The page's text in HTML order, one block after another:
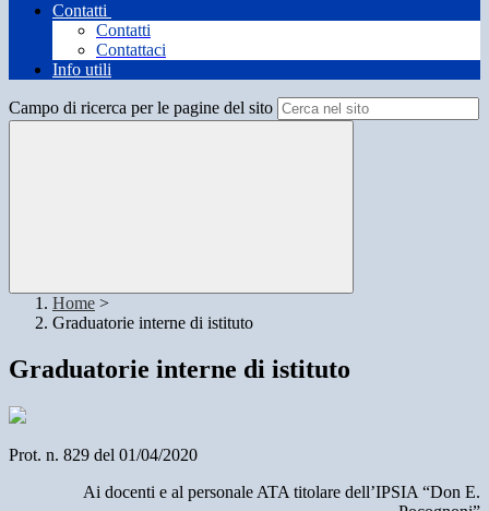
Contatti
Contatti
Contattaci
Info utili
Campo di ricerca per le pagine del sito
Home >
Graduatorie interne di istituto
Graduatorie interne di istituto
Prot. n. 829 del 01/04/2020
Ai docenti e al personale ATA titolare dell’IPSIA “Don E.